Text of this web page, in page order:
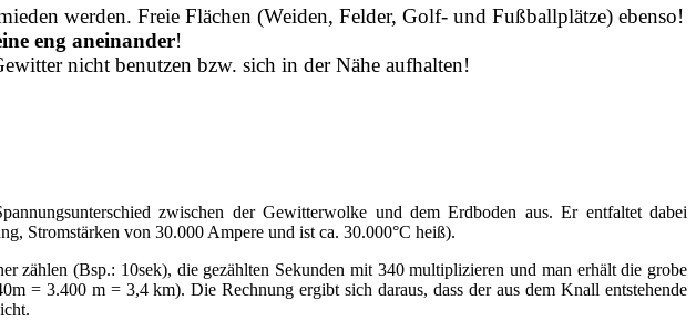
werden. Freie Flächen (Weiden, Felder, Golf- und Fußballplätze) ebenso!
eng aneinander!
nicht benutzen bzw. sich in der Nähe aufhalten!
zwischen der Gewitterwolke und dem Erdboden aus. Er entfaltet dabei
Stromstärken von 30.000 Ampere und ist ca. 30.000°C heiß).
zählen (Bsp.: 10sek), die gezählten Sekunden mit 340 multiplizieren und man erhält die grobe
= 3.400 m = 3,4 km). Die Rechnung ergibt sich daraus, dass der aus dem Knall entstehende